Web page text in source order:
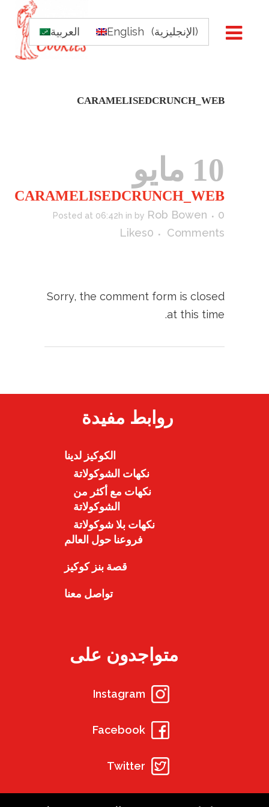
العربية English (الإنجليزية)
CARAMELISEDCRUNCH_WEB
10 مايو
CARAMELISEDCRUNCH_WEB
Posted at 06:42h in by Rob Bowen
0
Comments
0
Likes
Sorry, the comment form is closed
at this time.
روابط مفيدة
الكوكيز لدينا
نكهات الشوكولاتة
نكهات مع أكثر من
الشوكولاتة
نكهات بلا شوكولاتة
فروعنا حول العالم
قصة بنز كوكيز
تواصل معنا
متواجدون على
Instagram
Facebook
Twitter